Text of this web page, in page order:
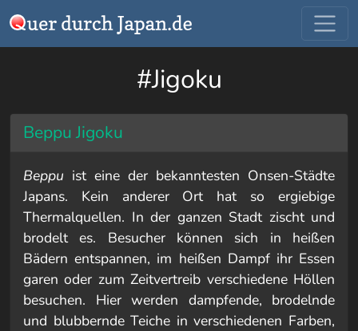
#Jigoku
Beppu Jigoku
Beppu ist eine der bekanntesten Onsen-Städte
Japans. Kein anderer Ort hat so ergiebige
Thermalquellen. In der ganzen Stadt zischt und
brodelt es. Besucher können sich in heißen
Bädern entspannen, im heißen Dampf ihr Essen
garen oder zum Zeitvertreib verschiedene Höllen
besuchen. Hier werden dampfende, brodelnde
und blubbernde Teiche in verschiedenen Farben,